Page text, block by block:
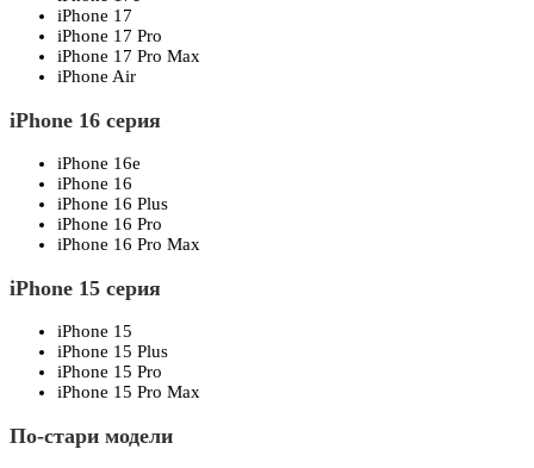
iPhone 17
iPhone 17 Pro
iPhone 17 Pro Max
iPhone Air
iPhone 16 серия
iPhone 16e
iPhone 16
iPhone 16 Plus
iPhone 16 Pro
iPhone 16 Pro Max
iPhone 15 серия
iPhone 15
iPhone 15 Plus
iPhone 15 Pro
iPhone 15 Pro Max
По-стари модели